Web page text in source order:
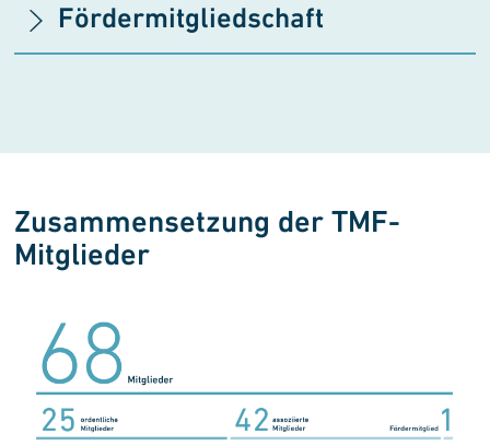
Fördermitgliedschaft
Zusammensetzung der TMF-
Mitglieder